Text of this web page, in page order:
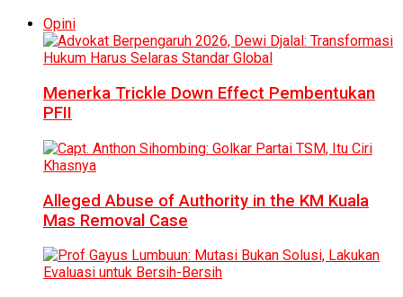
Opini
Menerka Trickle Down Effect Pembentukan
PFII
Alleged Abuse of Authority in the KM Kuala
Mas Removal Case